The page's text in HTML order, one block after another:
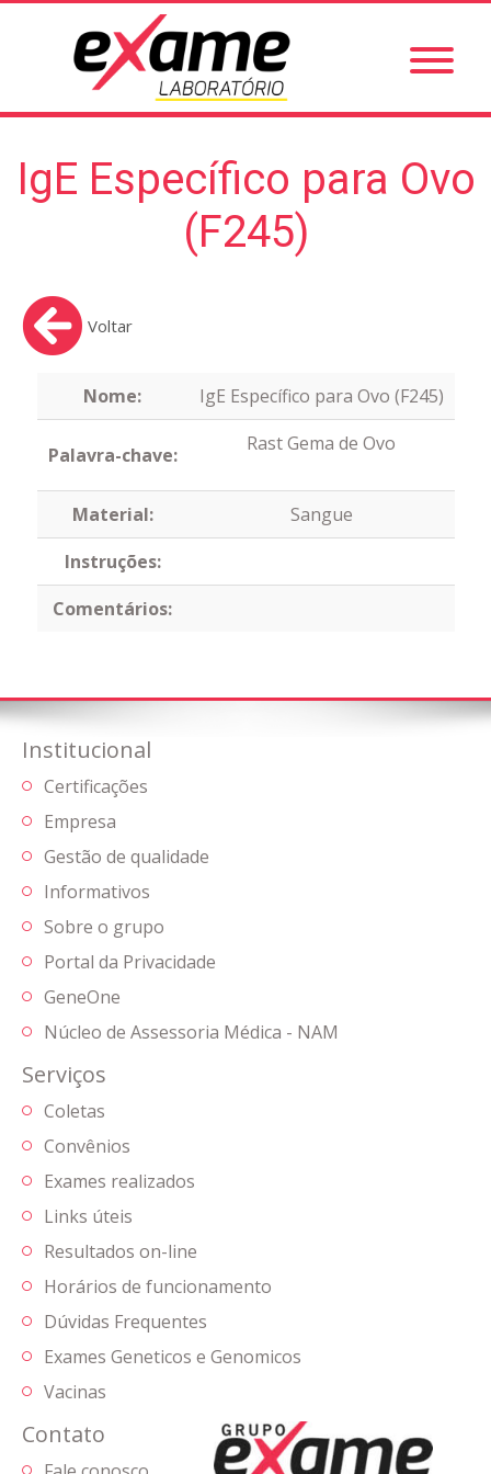
IgE Específico para Ovo
(F245)
Voltar
Nome: IgE Específico para Ovo (F245)
Palavra-chave: Rast Gema de Ovo
Material:
Sangue
Instruções:
Comentários:
Institucional
Certificações
Empresa
Gestão de qualidade
Informativos
Sobre o grupo
Portal da Privacidade
GeneOne
Núcleo de Assessoria Médica - NAM
Serviços
Coletas
Convênios
Exames realizados
Links úteis
Resultados on-line
Horários de funcionamento
Dúvidas Frequentes
Exames Geneticos e Genomicos
Vacinas
Contato